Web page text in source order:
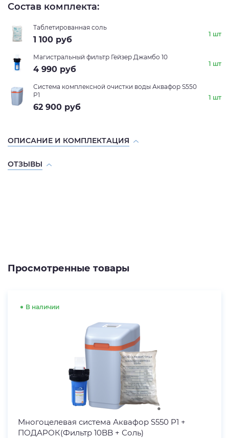
Состав комплекта:
Таблетированная соль
1 100 руб
1 шт
Магистральный фильтр Гейзер Джамбо 10
4 990 руб
1 шт
Система комплексной очистки воды Аквафор S550
P1
62 900 руб
1 шт
ОПИСАНИЕ И КОМПЛЕКТАЦИЯ
ОТЗЫВЫ
Просмотренные товары
В наличии
Многоцелевая система Аквафор S550 P1 +
ПОДАРОК(Фильтр 10BB + Соль)